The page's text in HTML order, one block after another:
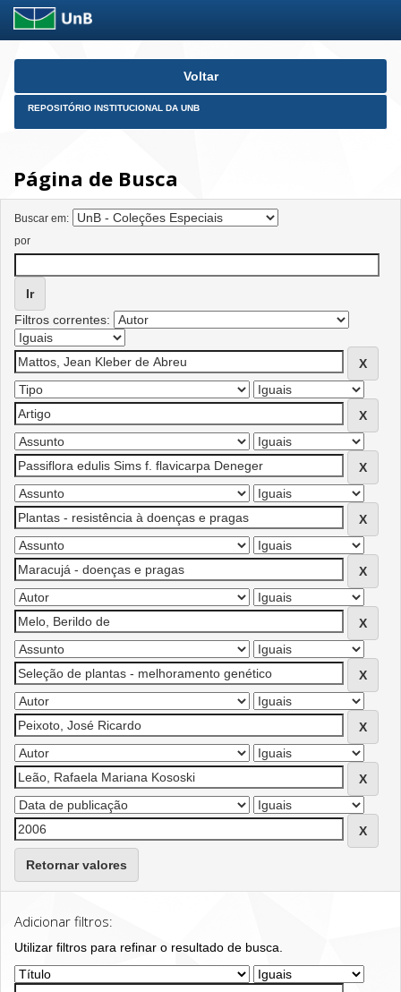
Skip
Voltar
REPOSITÓRIO INSTITUCIONAL DA UNB
Página de Busca
Buscar em:
por
Filtros correntes:
Retornar valores
Adicionar filtros:
Utilizar filtros para refinar o resultado de busca.